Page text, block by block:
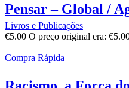
Pensar – Global /
Livros e Publicações
€5.00 O preço original era:
Compra Rápida